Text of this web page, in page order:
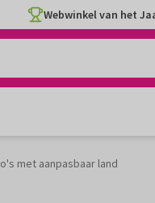
Webwinkel van het
met aanpasbaar land